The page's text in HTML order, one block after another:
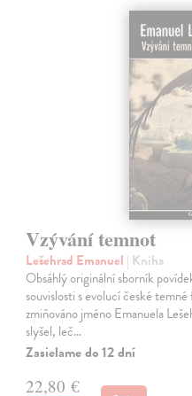
Vzývání temnot
Lešehrad Emanuel | Kniha
Obsáhlý originální sborník
souvislosti s evolucí české
zmiňováno jméno Emanuela
slyšel, leč…
Zasielame do 12 dní
22,80 €